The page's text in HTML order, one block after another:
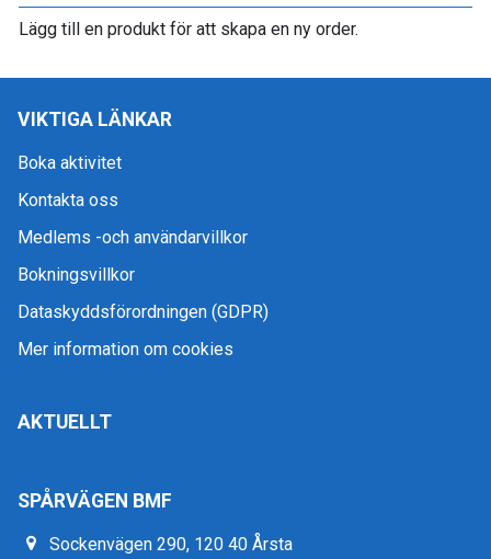
Lägg till en produkt för att skapa en ny order.
VIKTIGA LÄNKAR
Boka aktivitet
Kontakta oss
Medlems -och användarvillkor
Bokningsvillkor
Dataskyddsförordningen (GDPR)
Mer information om cookies
AKTUELLT
SPÅRVÄGEN BMF
Sockenvägen 290, 120 40 Årsta